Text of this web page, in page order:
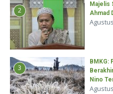
2
Majelis
Ahmad
3
BMKG:
Nino